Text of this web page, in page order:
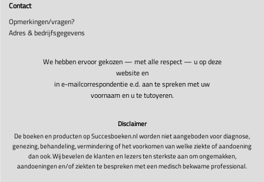
Contact
Opmerkingen/vragen?
Adres & bedrijfsgegevens
We hebben ervoor gekozen — met alle respect — u op deze
website en
in e-mailcorrespondentie e.d. aan te spreken met uw
voornaam en u te tutoyeren.
Disclaimer
De boeken en producten op Succesboeken.nl worden niet aangeboden voor diagnose,
genezing, behandeling, vermindering of het voorkomen van welke ziekte of aandoening
dan ook. Wij bevelen de klanten en lezers ten sterkste aan om ongemakken,
aandoeningen en/of ziekten te bespreken met een medisch bekwame professional.